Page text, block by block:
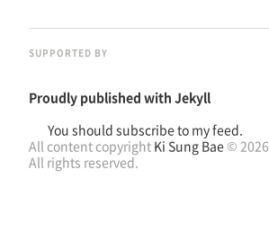
SUPPORTED BY
Proudly published with Jekyll
You should subscribe to my feed.
All content copyright Ki Sung Bae© 2026
All rights reserved.